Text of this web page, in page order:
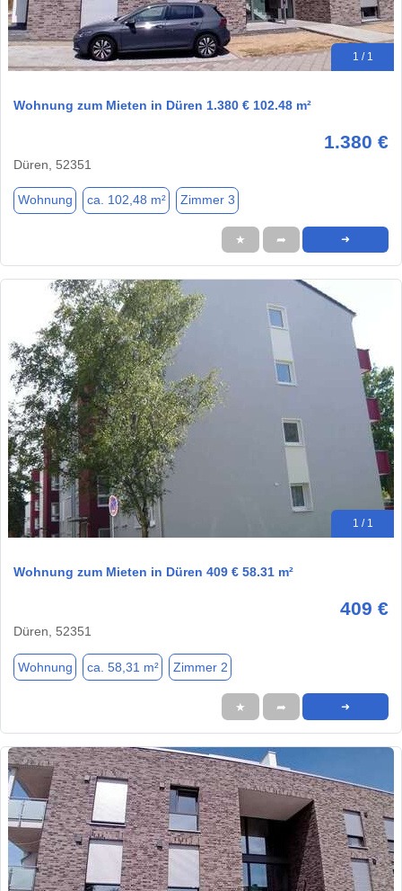
1 / 1
Wohnung zum Mieten in Düren 1.380 € 102.48 m²
1.380 €
Düren, 52351
Wohnung ca. 102,48 m² Zimmer 3
★ ➦ ➜
1 / 1
Wohnung zum Mieten in Düren 409 € 58.31 m²
409 €
Düren, 52351
Wohnung ca. 58,31 m² Zimmer 2
★ ➦ ➜